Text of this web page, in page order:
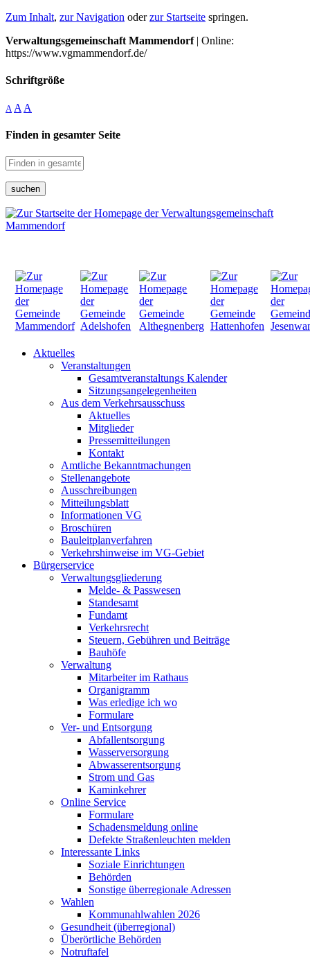
Zum Inhalt, zur Navigation oderzur Startseite springen.
Verwaltungsgemeinschaft Mammendorf| Online:
https://www.vgmammendorf.de/
Schriftgröße
A A A
Finden in gesamter Seite
suchen
Aktuelles
Veranstaltungen
Gesamtveranstaltungs Kalender
Sitzungsangelegenheiten
Aus dem Verkehrsausschuss
Aktuelles
Mitglieder
Pressemitteilungen
Kontakt
Amtliche Bekanntmachungen
Stellenangebote
Ausschreibungen
Mitteilungsblatt
Informationen VG
Broschüren
Bauleitplanverfahren
Verkehrshinweise im VG-Gebiet
Bürgerservice
Verwaltungsgliederung
Melde- & Passwesen
Standesamt
Fundamt
Verkehrsrecht
Steuern, Gebühren und Beiträge
Bauhöfe
Verwaltung
Mitarbeiter im Rathaus
Organigramm
Was erledige ich wo
Formulare
Ver- und Entsorgung
Abfallentsorgung
Wasserversorgung
Abwasserentsorgung
Strom und Gas
Kaminkehrer
Online Service
Formulare
Schadensmeldung online
Defekte Straßenleuchten melden
Interessante Links
Soziale Einrichtungen
Behörden
Sonstige überregionale Adressen
Wahlen
Kommunahlwahlen 2026
Gesundheit (überregional)
Überörtliche Behörden
Notruftafel